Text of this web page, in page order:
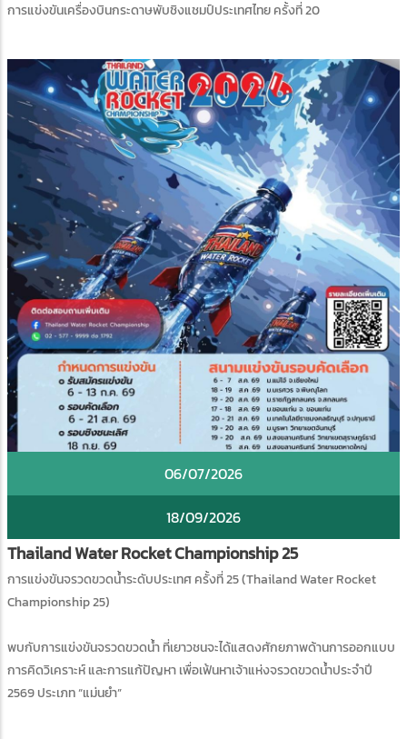
การแข่งขันเครื่องบินกระดาษพับชิงแชมป์ประเทศไทย ครั้งที่ 20
06/07/2026
18/09/2026
Thailand Water Rocket Championship 25
การแข่งขันจรวดขวดน้ำระดับประเทศ ครั้งที่ 25 (Thailand Water Rocket
Championship 25)
พบกับการแข่งขันจรวดขวดน้ำ ที่เยาวชนจะได้แสดงศักยภาพด้านการออกแบบ
การคิดวิเคราะห์ และการแก้ปัญหา เพื่อเฟ้นหาเจ้าแห่งจรวดขวดน้ำประจำปี
2569 ประเภท “แม่นยำ”